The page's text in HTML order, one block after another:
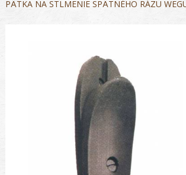
PÄTKA NA STLMENIE SPÄTNÉHO RÁZU